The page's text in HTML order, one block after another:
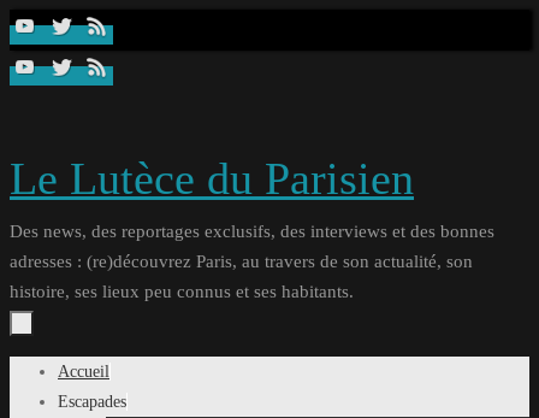
Passer
contenu
Le Lutèce du Parisien
Des news, des reportages exclusifs, des interviews et des bonnes
adresses : (re)découvrez Paris, au travers de son actualité, son
histoire, ses lieux peu connus et ses habitants.
Passer
Accueil
Escapades